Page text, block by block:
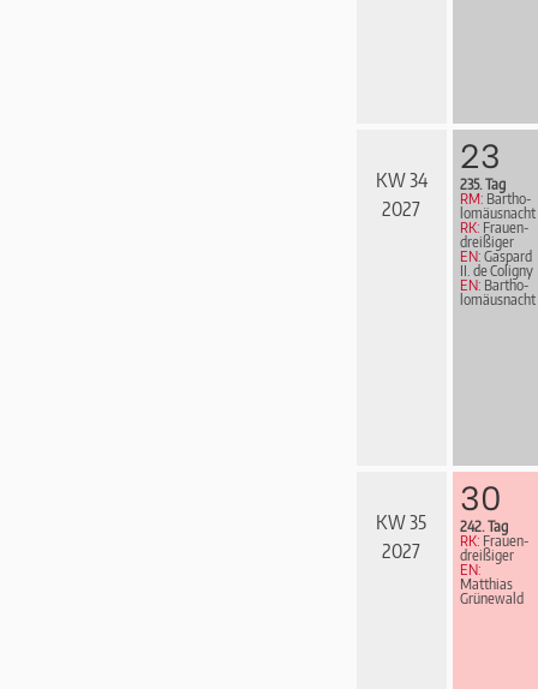
KW 34
2027
23
235. Tag
RM: Bar­tho­
lo­mä­us­nacht
RK: Frau­en­
drei­ßi­ger
EN: Gaspard
II. de Coligny
EN: Bartho­
lo­mä­us­nacht
KW 35
2027
30
242. Tag
RK: Frau­en­
drei­ßi­ger
EN:
Matthias
Grünewald